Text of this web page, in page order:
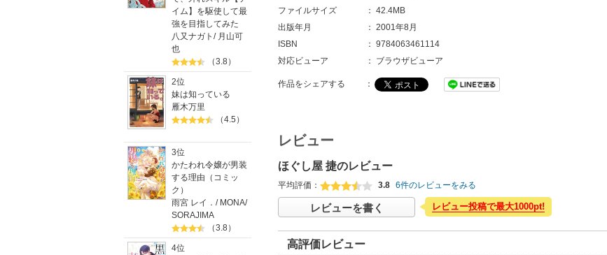
イム】を駆使して最
強を目指してみた
八又ナガト / 月山可
也
（3.8）
2位
妹は知っている
雁木万里
（4.5）
3位
かたわれ令嬢が男装
する理由（コミッ
ク）
雨宮 レイ． / MONA/
SORAJIMA
（3.8）
4位
ファイルサイズ
： 42.4MB
出版年月
： 2001年8月
ISBN
： 9784063461114
対応ビューア
： ブラウザビューア
作品をシェアする ：
レビュー
ほぐし屋 捷のレビュー
平均評価： 3.8 6件のレビューをみる
レビューを書く レビュー投稿で最大1000pt!
高評価レビュー